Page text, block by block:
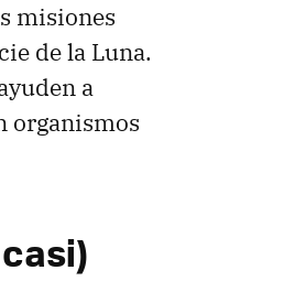
misiones
de la Luna.
a
organismos